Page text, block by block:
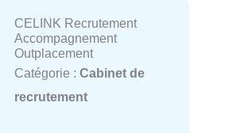
CELINK Recrutement
Accompagnement
Outplacement
Catégorie : Cabinet de
recrutement